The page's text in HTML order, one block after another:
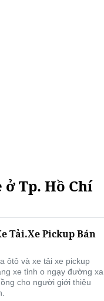
ở Tp. Hồ Chí
Tải.xe Pickup Bán
ôtô và xe tải xe pickup
xe tỉnh o ngạy đường xa
cho người giới thiệu